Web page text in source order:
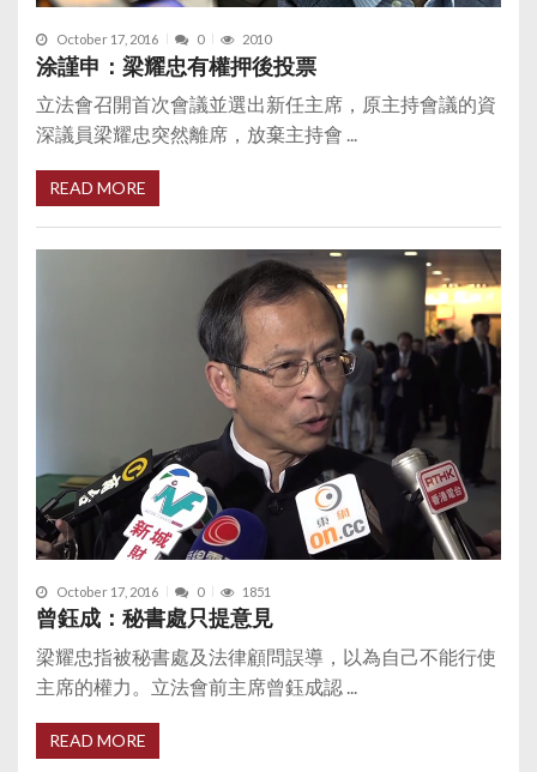
October 17, 2016 0 2010
涂謹申：梁耀忠有權押後投票
立法會召開首次會議並選出新任主席，原主持會議的資
深議員梁耀忠突然離席，放棄主持會 ...
READ MORE
October 17, 2016 0 1851
曾鈺成：秘書處只提意見
梁耀忠指被秘書處及法律顧問誤導，以為自己不能行使
主席的權力。立法會前主席曾鈺成認 ...
READ MORE